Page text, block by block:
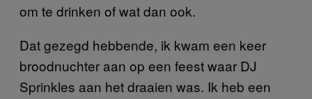
om te drinken of wat dan ook.
Dat gezegd hebbende, ik kwam een keer
broodnuchter aan op een feest waar DJ
Sprinkles aan het draaien was. Ik heb een